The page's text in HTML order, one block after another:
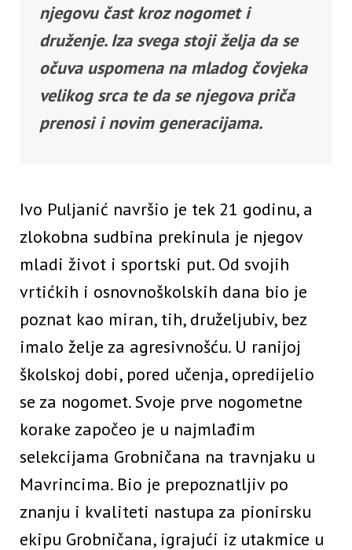
njegovu čast kroz nogomet i
druženje. Iza svega stoji želja da se
očuva uspomena na mladog čovjeka
velikog srca te da se njegova priča
prenosi i novim generacijama.
Ivo Puljanić navršio je tek 21 godinu, a
zlokobna sudbina prekinula je njegov
mladi život i sportski put. Od svojih
vrtićkih i osnovnoškolskih dana bio je
poznat kao miran, tih, druželjubiv, bez
imalo želje za agresivnošću. U ranijoj
školskoj dobi, pored učenja, opredijelio
se za nogomet. Svoje prve nogometne
korake započeo je u najmlađim
selekcijama Grobničana na travnjaku u
Mavrincima. Bio je prepoznatljiv po
znanju i kvaliteti nastupa za pionirsku
ekipu Grobničana, igrajući iz utakmice u